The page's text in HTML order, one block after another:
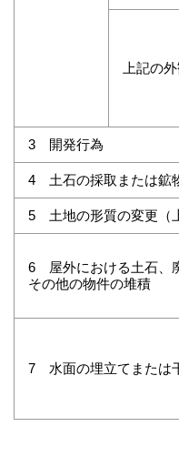
上記の
3 開発行為
4 土石の採取または鉱
5 土地の形質の変更（
6 屋外における土石、
その他の物件の堆積
7 水面の埋立てまたは